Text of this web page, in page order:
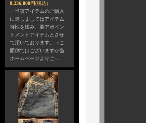
8,236,800円(税込)
・当該アイテムのご購入
に際しましてはアイテム
特性を鑑み、要アポイン
トメントアイテムとさせ
て頂いております。（ご
面倒ではございますが当
ホームページよりご…